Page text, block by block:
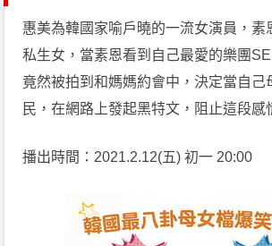
惠美為韓國家喻戶曉的一流女演員，素
私生女，當素恩看到自己最愛的樂團
竟然被拍到和媽媽約會中，決定當自己
民，在網路上發起黑特文，阻止這段感
播出時間：2021.2.12(五) 初一 20:00